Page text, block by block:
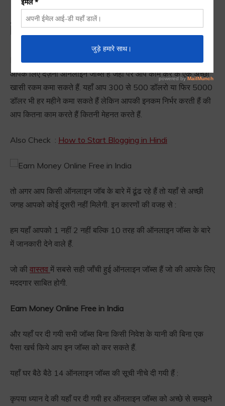
in India
Earn Money Online Free in India :
क्या आप जानते हैं? इन्टरनेट में
आपके लिए दर्ज़नो ऑनलाइन जॉब्स हैं जहाँ पर आप काम कर के एक अच्छी
खासी रकम कमा सकते हैं. यहाँ आप 300 से 500 डॉलरो या फिर 5000
डॉलर भी हर महीने कमा सकते हैं लेकिन आपकी इनकम निर्भर करती हैं की
आप कितना काम करते हैं कितनी मेहनत करते हैं.
Also Check : How to Start Blogging in Hindi
तो अगर आप किसी ऑनलाइन जॉब के बारे में ढूंढ रहे हैं तो यहाँ से अच्छी
जगह आपको कोई दूसरी नहीं मिलेगी. इन कारणों की वजह से :
हम यहाँ आपको 1 नहीं 2 नहीं बल्कि 10 तरह की ऑनलाइन जॉब्स के बारे
में जानकारी देने वाले हैं.
जो की वास्तव में सबसे सही जाँची हुई ऑनलाइन जॉब्स हैं जो की आपके लिए
मददगार साबित होगी.
Earn Money Online Free in India
और यहाँ पर दी गयी सभी जॉब्स बिना किसी निवेश के यानी की बिना एक
पैसा खर्च किये आप इन जॉब्स को कर सकते हैं.
यहाँ घर बैठे बैठे 14 ऑनलाइन जॉब्स की सूची नीचे दी गयी हैं :
कृपया ध्यान दे की यहाँ पर दी गयी हर ऑनलाइन जॉब्स को अच्छे से समझने